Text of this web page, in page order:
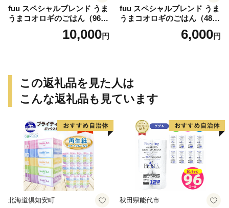
fuu スペシャルブレンド うま
うまコオロギのごはん（960
10,000円
fuu スペシャルブレンド うま
うまコオロギのごはん（480
6,000円
この返礼品を見た人は
こんな返礼品も見ています
北海道倶知安町 秋田県能代市